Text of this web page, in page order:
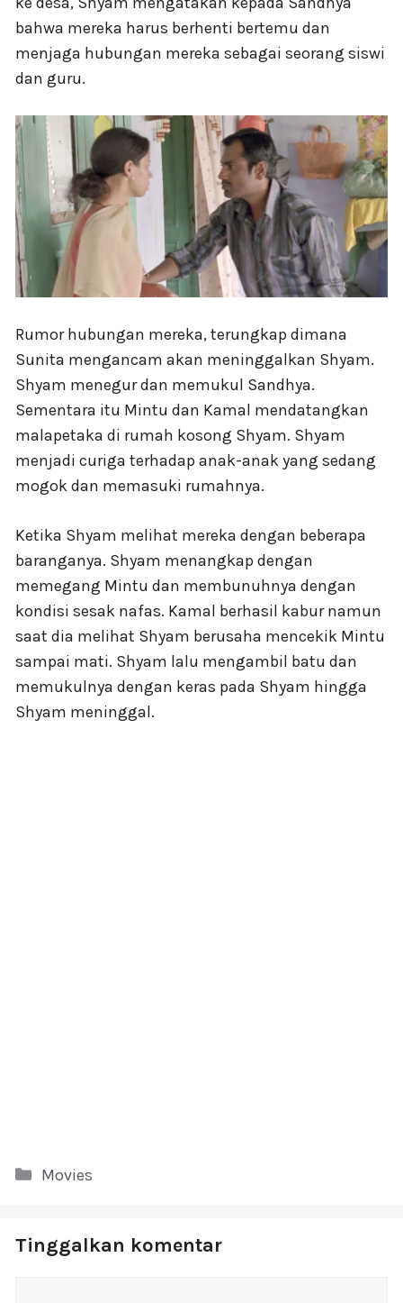
bahwa mereka harus berhenti bertemu dan
menjaga hubungan mereka sebagai seorang siswi
dan guru.
Rumor hubungan mereka, terungkap dimana
Sunita mengancam akan meninggalkan Shyam.
Shyam menegur dan memukul Sandhya.
Sementara itu Mintu dan Kamal mendatangkan
malapetaka di rumah kosong Shyam. Shyam
menjadi curiga terhadap anak-anak yang sedang
mogok dan memasuki rumahnya.
Ketika Shyam melihat mereka dengan beberapa
baranganya. Shyam menangkap dengan
memegang Mintu dan membunuhnya dengan
kondisi sesak nafas. Kamal berhasil kabur namun
saat dia melihat Shyam berusaha mencekik Mintu
sampai mati. Shyam lalu mengambil batu dan
memukulnya dengan keras pada Shyam hingga
Shyam meninggal.
Kategori
Movies
Tinggalkan komentar